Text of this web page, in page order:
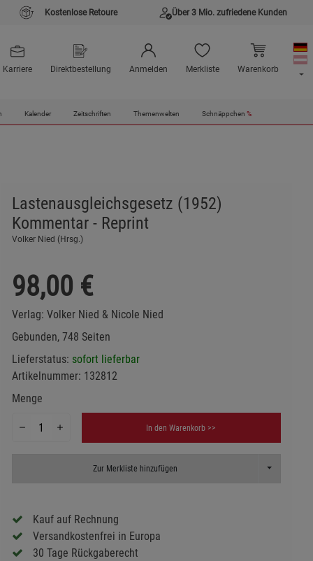
Kostenlose Retoure Über 3 Mio. zufriedene Kunden
Karriere Direktbestellung Anmelden Merkliste Warenkorb
Kalender Zeitschriften Themenwelten Schnäppchen %
Lastenausgleichsgesetz (1952)
Kommentar - Reprint
Volker Nied (Hrsg.)
98,00 €
Verlag: Volker Nied & Nicole Nied
Gebunden, 748 Seiten
Lieferstatus: sofort lieferbar
Artikelnummer: 132812
Menge
In den Warenkorb >>
Zur Merkliste hinzufügen Toggle
Kauf auf Rechnung
Versandkostenfrei in Europa
30 Tage Rückgaberecht